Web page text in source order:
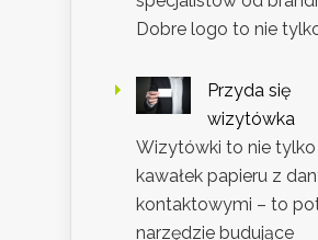
Dobre logo to nie
Przyda się
wizytówka
Wizytówki to nie tylko
kawałek papieru z
kontaktowymi – to
narzędzie budujące